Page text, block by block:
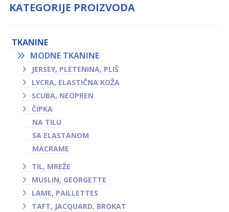
KATEGORIJE PROIZVODA
TKANINE
MODNE TKANINE
JERSEY, PLETENINA, PLIŠ
LYCRA, ELASTIČNA KOŽA
SCUBA, NEOPREN
ČIPKA
NA TILU
SA ELASTANOM
MACRAME
TIL, MREŽE
MUSLIN, GEORGETTE
LAME, PAILLETTES
TAFT, JACQUARD, BROKAT